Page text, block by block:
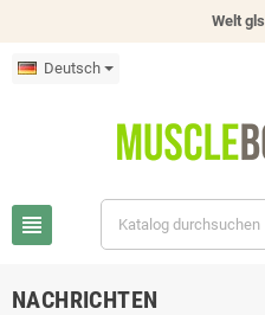
Welt gls
Deutsch
view_headline
NACHRICHTEN